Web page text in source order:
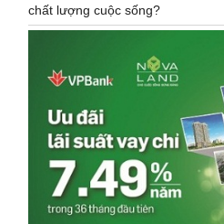
chất lượng cuộc sống?